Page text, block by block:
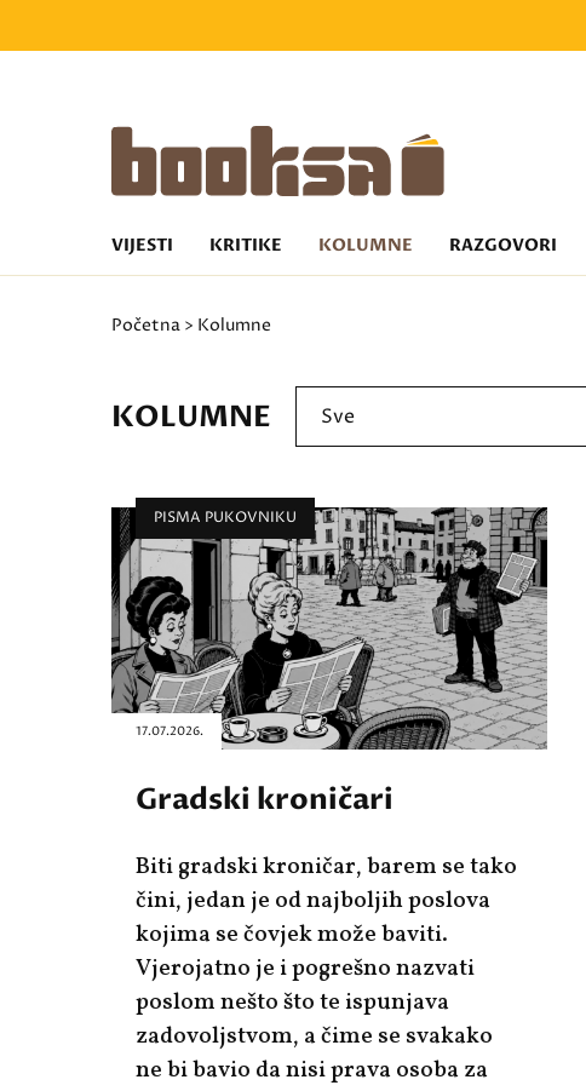
VIJESTI KRITIKE KOLUMNE RAZGOVORI
Početna > Kolumne
KOLUMNE Sve
PISMA PUKOVNIKU
17.07.2026.
Gradski kroničari
Biti gradski kroničar, barem se tako
čini, jedan je od najboljih poslova
kojima se čovjek može baviti.
Vjerojatno je i pogrešno nazvati
poslom nešto što te ispunjava
zadovoljstvom, a čime se svakako
ne bi bavio da nisi prava osoba za